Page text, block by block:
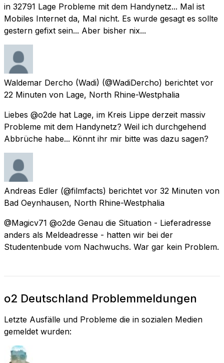
in 32791 Lage Probleme mit dem Handynetz... Mal ist
Mobiles Internet da, Mal nicht. Es wurde gesagt es sollte
gestern gefixt sein... Aber bisher nix...
Waldemar Dercho (Wadi) (@WadiDercho) berichtet vor
22 Minuten von Lage, North Rhine-Westphalia
Liebes @o2de hat Lage, im Kreis Lippe derzeit massiv
Probleme mit dem Handynetz? Weil ich durchgehend
Abbrüche habe... Könnt ihr mir bitte was dazu sagen?
Andreas Edler (@filmfacts) berichtet vor 32 Minuten von
Bad Oeynhausen, North Rhine-Westphalia
@Magicv71 @o2de Genau die Situation - Lieferadresse
anders als Meldeadresse - hatten wir bei der
Studentenbude vom Nachwuchs. War gar kein Problem.
o2 Deutschland Problemmeldungen
Letzte Ausfälle und Probleme die in sozialen Medien
gemeldet wurden: